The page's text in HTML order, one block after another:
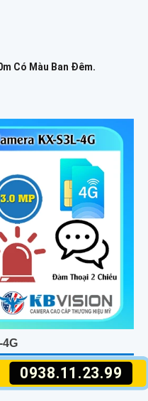
0938.11.23.99
Có Màu Ban Ðêm.